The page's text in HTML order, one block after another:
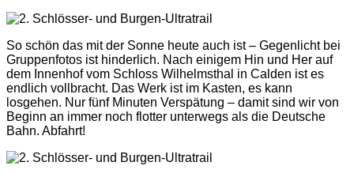
So schön das mit der Sonne heute auch ist – Gegenlicht bei
Gruppenfotos ist hinderlich. Nach einigem Hin und Her auf
dem Innenhof vom Schloss Wilhelmsthal in Calden ist es
endlich vollbracht. Das Werk ist im Kasten, es kann
losgehen. Nur fünf Minuten Verspätung – damit sind wir von
Beginn an immer noch flotter unterwegs als die Deutsche
Bahn. Abfahrt!